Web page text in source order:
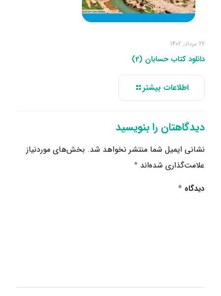
26 مرداد, 1402
دانلود کتاب حسابان (2)
اطلاعات بیشتر
دیدگاهتان را بنویسید
نشانی ایمیل شما منتشر نخواهد شد. بخش‌های موردنیاز
علامت‌گذاری شده‌اند *
دیدگاه *